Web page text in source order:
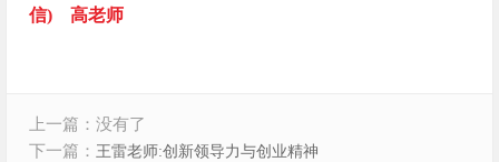
信) 高老师
上一篇：没有了
下一篇： 王雷老师:创新领导力与创业精神